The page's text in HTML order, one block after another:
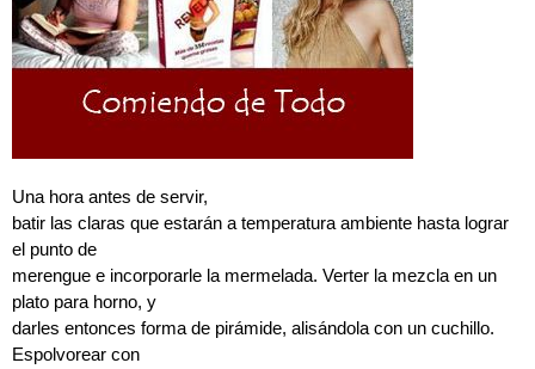
Una hora antes de servir,
batir las claras que estarán a temperatura ambiente hasta lograr
el punto de
merengue e incorporarle la mermelada. Verter la mezcla en un
plato para horno, y
darles entonces forma de pirámide, alisándola con un cuchillo.
Espolvorear con